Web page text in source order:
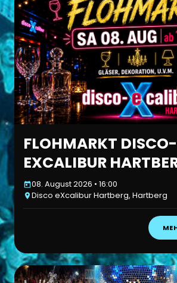
FLOHMARKT DISCO-
EXCALIBUR
08. August 2026 • 16:00
Disco eXcalibur Hartberg, Hartberg